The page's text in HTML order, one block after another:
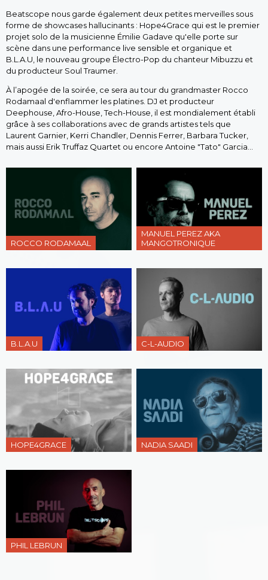
Beatscope nous garde également deux petites merveilles sous
forme de showcases hallucinants : Hope4Grace qui est le premier
projet solo de la musicienne Émilie Gadave qu'elle porte sur
scène dans une performance live sensible et organique et
B.L.A.U, le nouveau groupe Électro-Pop du chanteur Mibuzzu et
du producteur Soul Traumer.
À l’apogée de la soirée, ce sera au tour du grandmaster Rocco
Rodamaal d'enflammer les platines. DJ et producteur
Deephouse, Afro-House, Tech-House, il est mondialement établi
grâce à ses collaborations avec de grands artistes tels que
Laurent Garnier, Kerri Chandler, Dennis Ferrer, Barbara Tucker,
mais aussi Erik Truffaz Quartet ou encore Antoine "Tato" Garcia…
ROCCO RODAMAAL
MANUEL PEREZ AKA
MANGOTRONIQUE
B.L.A.U C-L-AUDIO
HOPE4GRACE NADIA SAADI
PHIL LEBRUN